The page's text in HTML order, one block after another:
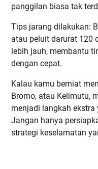
panggilan biasa tak
Tips jarang dilakukan:
atau peluit darurat 120
lebih jauh, membantu
dengan cepat.
Kalau kamu berniat
Bromo, atau Kelimutu,
menjadi langkah
Jangan hanya
strategi keselamatan